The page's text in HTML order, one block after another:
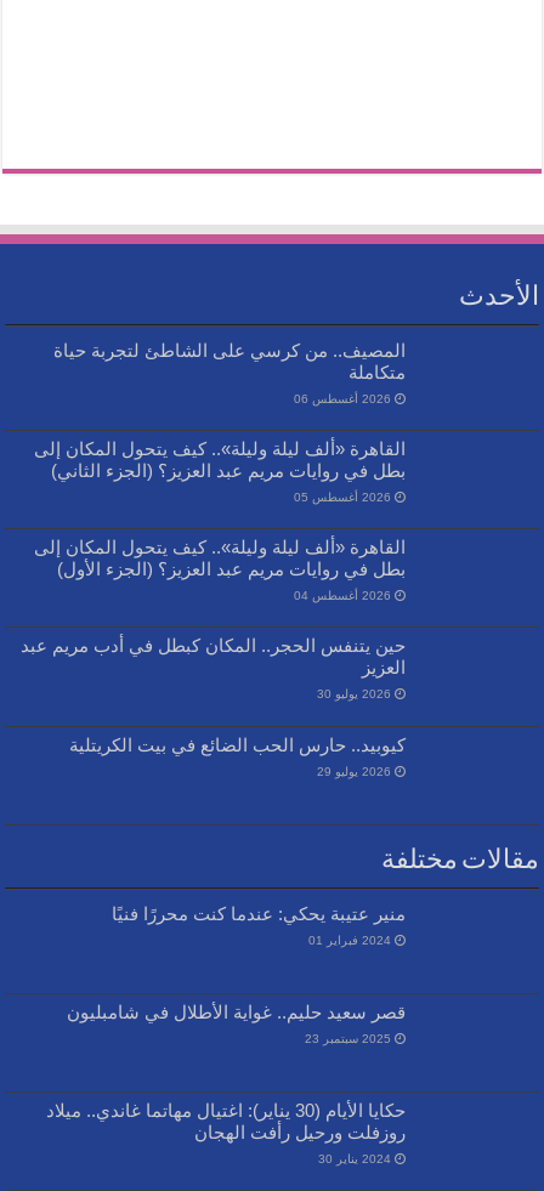
الأحدث
المصيف.. من كرسي على الشاطئ لتجربة حياة
متكاملة
2026 أغسطس 06
القاهرة «ألف ليلة وليلة».. كيف يتحول المكان إلى
بطل في روايات مريم عبد العزيز؟ (الجزء الثاني)
2026 أغسطس 05
القاهرة «ألف ليلة وليلة».. كيف يتحول المكان إلى
بطل في روايات مريم عبد العزيز؟ (الجزء الأول)
2026 أغسطس 04
حين يتنفس الحجر.. المكان كبطل في أدب مريم عبد
العزيز
2026 يوليو 30
كيوبيد.. حارس الحب الضائع في بيت الكريتلية
2026 يوليو 29
مقالات مختلفة
منير عتيبة يحكي: عندما كنت محررًا فنيًا
2024 فبراير 01
قصر سعيد حليم.. غواية الأطلال في شامبليون
2025 سبتمبر 23
حكايا الأيام (30 يناير): اغتيال مهاتما غاندي.. ميلاد
روزفلت ورحيل رأفت الهجان
2024 يناير 30